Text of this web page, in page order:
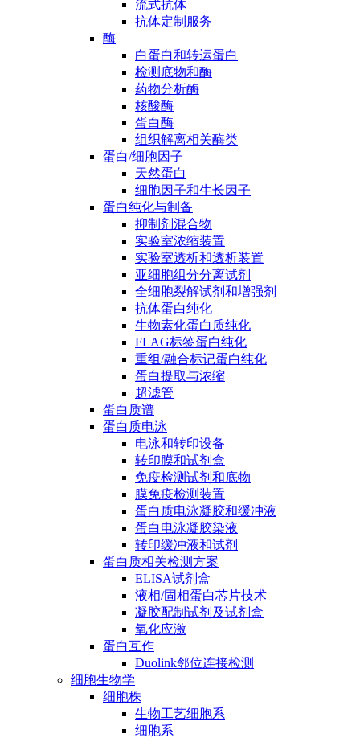
流式抗体
抗体定制服务
酶
白蛋白和转运蛋白
检测底物和酶
药物分析酶
核酸酶
蛋白酶
组织解离相关酶类
蛋白/细胞因子
天然蛋白
细胞因子和生长因子
蛋白纯化与制备
抑制剂混合物
实验室浓缩装置
实验室透析和透析装置
亚细胞组分分离试剂
全细胞裂解试剂和增强剂
抗体蛋白纯化
生物素化蛋白质纯化
FLAG标签蛋白纯化
重组/融合标记蛋白纯化
蛋白提取与浓缩
超滤管
蛋白质谱
蛋白质电泳
电泳和转印设备
转印膜和试剂盒
免疫检测试剂和底物
膜免疫检测装置
蛋白质电泳凝胶和缓冲液
蛋白电泳凝胶染液
转印缓冲液和试剂
蛋白质相关检测方案
ELISA试剂盒
液相/固相蛋白芯片技术
凝胶配制试剂及试剂盒
氧化应激
蛋白互作
Duolink邻位连接检测
细胞生物学
细胞株
生物工艺细胞系
细胞系